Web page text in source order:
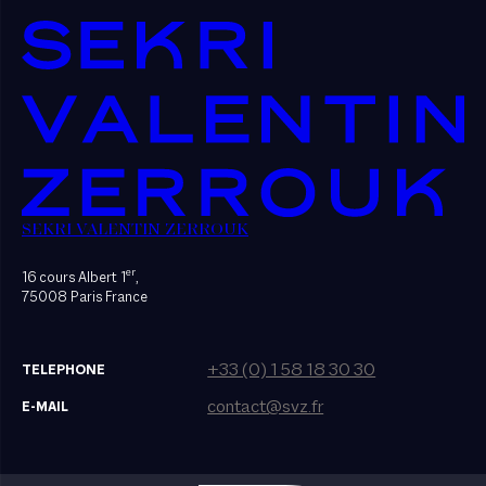
SEKRI VALENTIN ZERROUK
16 cours Albert 1er,
75008 Paris France
TELEPHONE +33 (0) 1 58 18 30 30
E-MAIL contact@svz.fr